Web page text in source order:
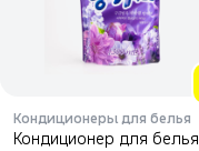
Кондиционеры для белья
Кондиционер для белья